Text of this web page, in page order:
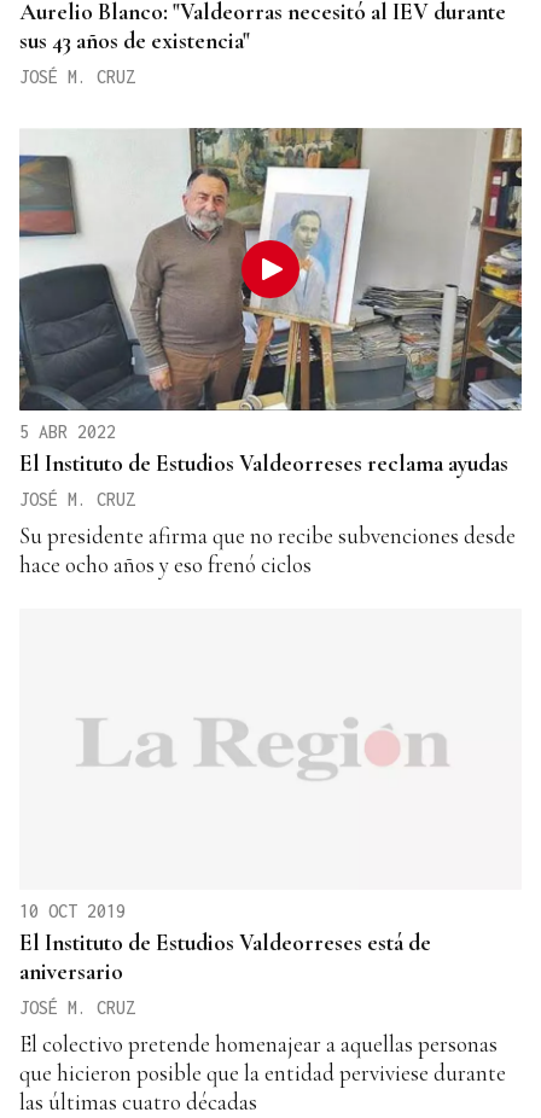
Aurelio Blanco: "Valdeorras necesitó al IEV durante
sus 43 años de existencia"
JOSÉ M. CRUZ
5 ABR 2022
El Instituto de Estudios Valdeorreses reclama ayudas
JOSÉ M. CRUZ
Su presidente afirma que no recibe subvenciones desde
hace ocho años y eso frenó ciclos
10 OCT 2019
El Instituto de Estudios Valdeorreses está de
aniversario
JOSÉ M. CRUZ
El colectivo pretende homenajear a aquellas personas
que hicieron posible que la entidad perviviese durante
las últimas cuatro décadas